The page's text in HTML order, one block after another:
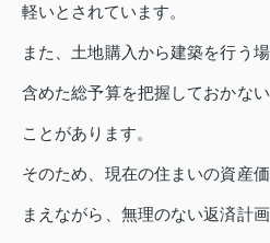
軽いとされています。
また、土地購入から建築を行う
含めた総予算を把握しておかな
ことがあります。
そのため、現在の住まいの資産
まえながら、無理のない返済計